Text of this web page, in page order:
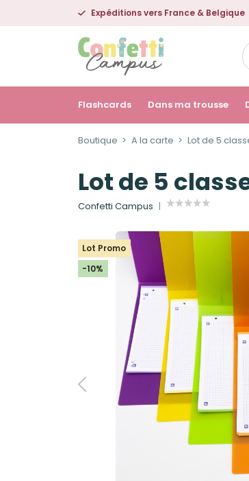
Expéditions vers France & Belgique
?
Flashcards Dans ma trousse
Boutique A la carte Lot de 5
Lot de 5
Confetti Campus
Lot Promo
-10%